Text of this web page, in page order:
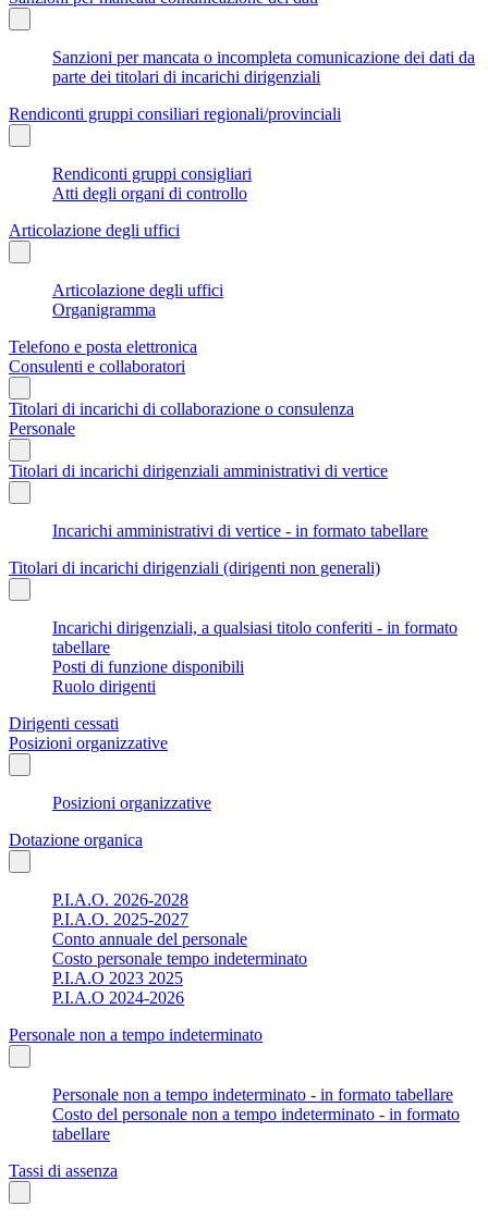
Sanzioni per mancata o incompleta comunicazione dei dati da
parte dei titolari di incarichi dirigenziali
Rendiconti gruppi consiliari regionali/provinciali
Rendiconti gruppi consigliari
Atti degli organi di controllo
Articolazione degli uffici
Articolazione degli uffici
Organigramma
Telefono e posta elettronica
Consulenti e collaboratori
Titolari di incarichi di collaborazione o consulenza
Personale
Titolari di incarichi dirigenziali amministrativi di vertice
Incarichi amministrativi di vertice - in formato tabellare
Titolari di incarichi dirigenziali (dirigenti non generali)
Incarichi dirigenziali, a qualsiasi titolo conferiti - in formato
tabellare
Posti di funzione disponibili
Ruolo dirigenti
Dirigenti cessati
Posizioni organizzative
Posizioni organizzative
Dotazione organica
P.I.A.O. 2026-2028
P.I.A.O. 2025-2027
Conto annuale del personale
Costo personale tempo indeterminato
P.I.A.O 2023 2025
P.I.A.O 2024-2026
Personale non a tempo indeterminato
Personale non a tempo indeterminato - in formato tabellare
Costo del personale non a tempo indeterminato - in formato
tabellare
Tassi di assenza